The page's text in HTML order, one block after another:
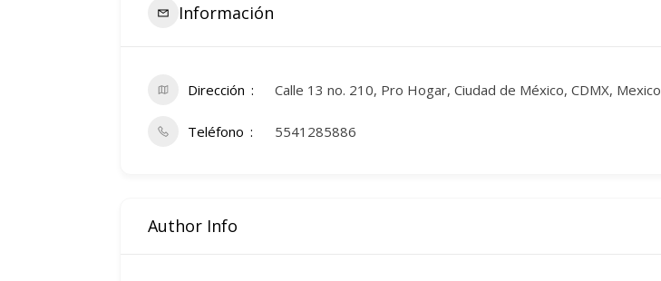
Información
Dirección Calle 13 no. 210, Pro Hogar, Ciudad de México, CDMX, Mexico
Teléfono 5541285886
Author Info